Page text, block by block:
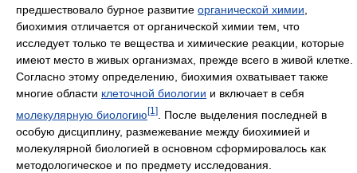
предшествовало бурное развитие органической химии
биохимия отличается от органической химии тем, что
исследует только те вещества и химические реакции, которые
имеют место в живых организмах, прежде всего в живой клетке.
Согласно этому определению, биохимия охватывает также
многие области клеточной биологии и включает в себя
молекулярную биологию[1]
. После выделения последней в
особую дисциплину, размежевание между биохимией и
молекулярной биологией в основном сформировалось как
методологическое и по предмету исследования.